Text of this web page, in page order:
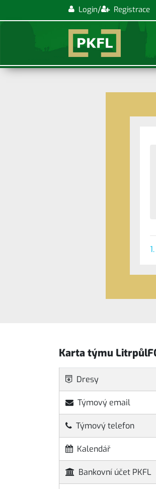
Login/ Registrace
Karta týmu
Dresy
Týmový email
Týmový telefon
Kalendář
Bankovní účet PKFL